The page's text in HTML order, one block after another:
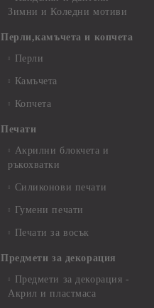
Зимни и Коледни мотиви
Перли,камъчета и копчета
Перли
Камъчета
Копчета
Печати
Акрилни блокчета и
ръкохватки
Силиконови печати
Гумени печати
Печати за восък
Предмети за декорация
Предмети за декорация -
Акрил и пластмаса